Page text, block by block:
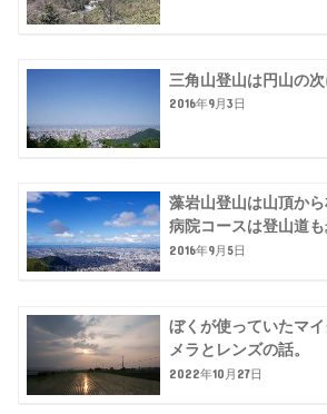
三角山登山は円山の
2016年9月3日
藻岩山登山は山頂か
病院コースは登山道も
2016年9月5日
ぼくが使っていたマ
メラとレンズの話。
2022年10月27日